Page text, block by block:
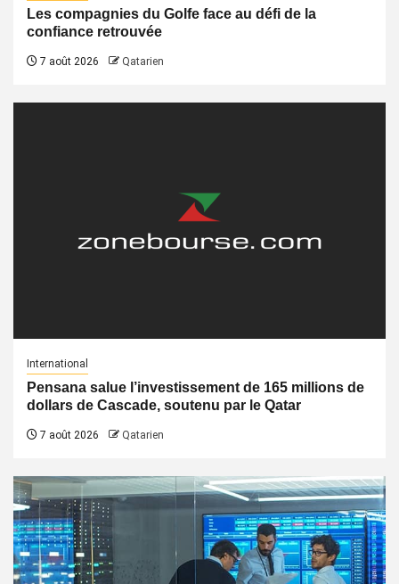
Les compagnies du Golfe face au défi de la
confiance retrouvée
7 août 2026 Qatarien
International
Pensana salue l’investissement de 165 millions de
dollars de Cascade, soutenu par le Qatar
7 août 2026 Qatarien